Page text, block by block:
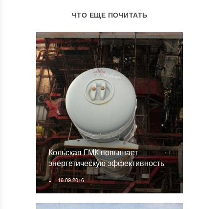
ЧТО ЕЩЕ ПОЧИТАТЬ
Кольская ГМК повышает
энергетическую эффективность
16.09.2016